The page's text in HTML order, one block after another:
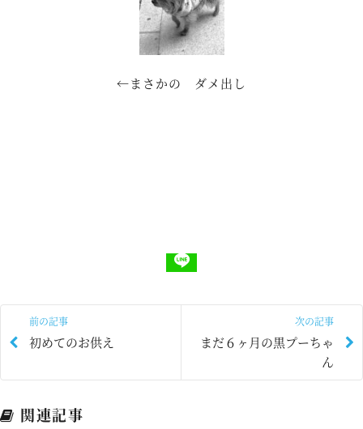
←まさかの ダメ出し
前の記事
初めてのお供え
次の記事
まだ６ヶ月の黒プーちゃ
ん
関連記事